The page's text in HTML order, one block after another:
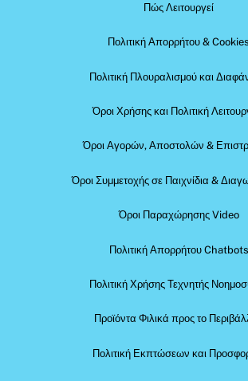
Πώς Λειτουργεί
Πολιτική Απορρήτου & Cookies
Πολιτική Πλουραλισμού και
Όροι Χρήσης και Πολιτική
Όροι Αγορών, Αποστολών &
Όροι Συμμετοχής σε Παιχνίδια &
Όροι Παραχώρησης Video
Πολιτική Απορρήτου Chatbots
Πολιτική Χρήσης Τεχνητής
Προϊόντα Φιλικά προς το
Πολιτική Εκπτώσεων και